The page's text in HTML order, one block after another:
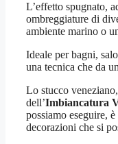
L’effetto spugnato,
ombreggiature di
ambiente marino o
Ideale per bagni,
una tecnica che da
Lo stucco
dell’Imbiancatura
possiamo eseguire,
decorazioni che si